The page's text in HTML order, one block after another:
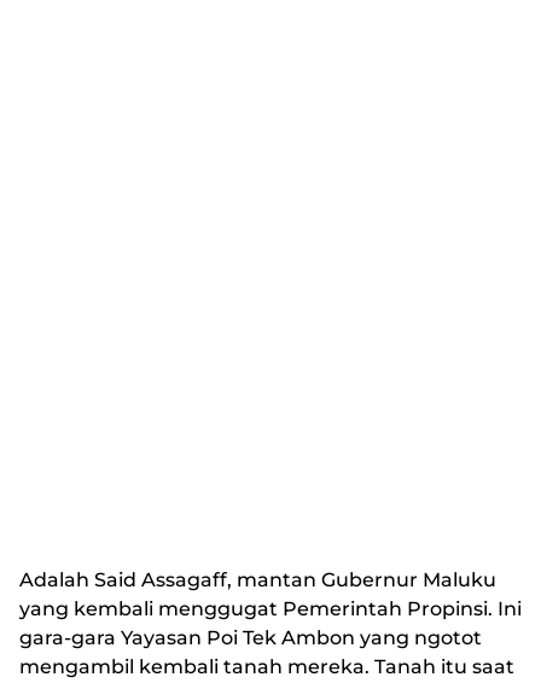
Adalah Said Assagaff, mantan Gubernur Maluku
yang kembali menggugat Pemerintah Propinsi. Ini
gara-gara Yayasan Poi Tek Ambon yang ngotot
mengambil kembali tanah mereka. Tanah itu saat